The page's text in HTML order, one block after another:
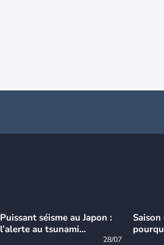
Puissant séisme au Japon :
l’alerte au tsunami
28/07